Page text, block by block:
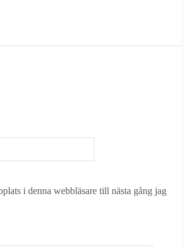
i denna webbläsare till nästa gång jag